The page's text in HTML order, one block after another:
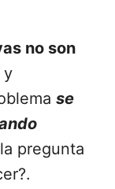
no son
y
se
pregunta